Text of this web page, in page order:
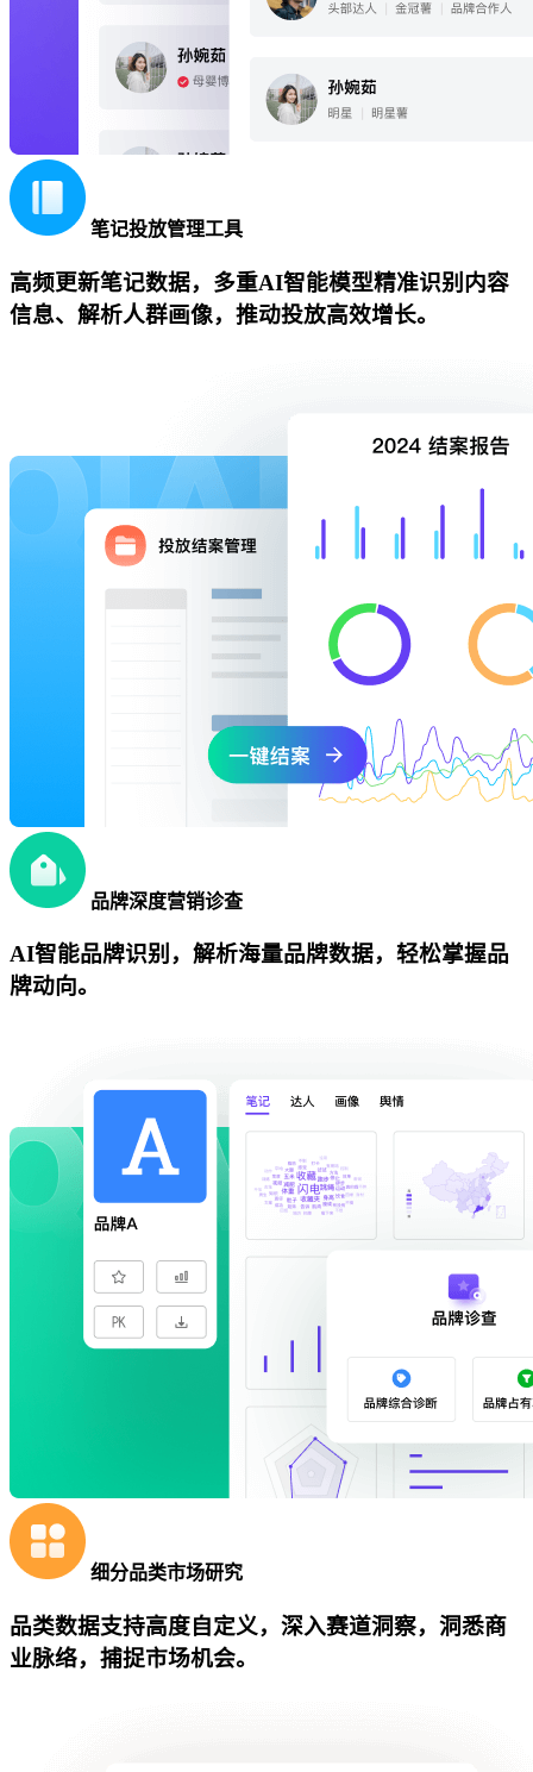
笔记投放管理工具
高频更新笔记数据，多重AI智能模型精准识别内容
信息、解析人群画像，推动投放高效增长。
品牌深度营销诊查
AI智能品牌识别，解析海量品牌数据，轻松掌握品
牌动向。
细分品类市场研究
品类数据支持高度自定义，深入赛道洞察，洞悉商
业脉络，捕捉市场机会。